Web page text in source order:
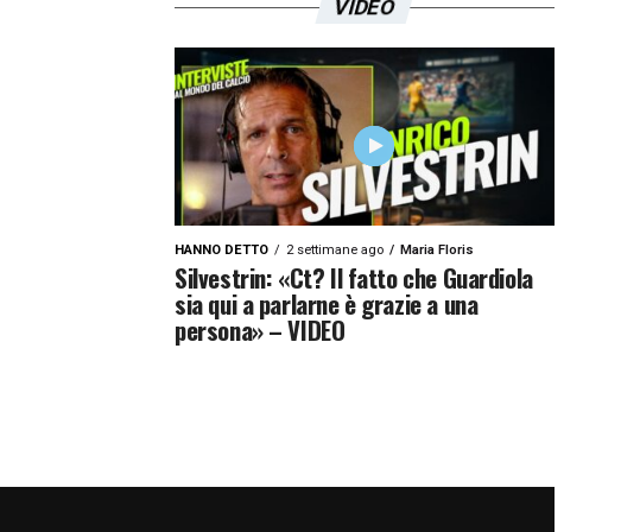
VIDEO
HANNO DETTO 2 settimane ago Maria Floris
Silvestrin: «Ct? Il fatto che Guardiola
sia qui a parlarne è grazie a una
persona» – VIDEO